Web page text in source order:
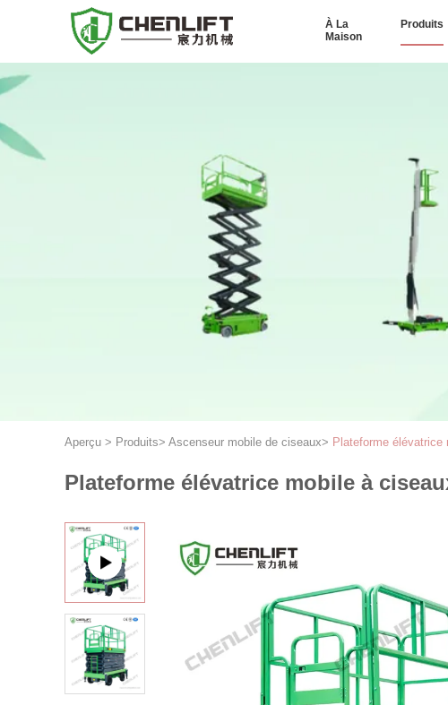
À La
Maison
Produits
Aperçu > Produits> Ascenseur mobile de ciseaux> Plateforme
Plateforme élévatrice mobile à